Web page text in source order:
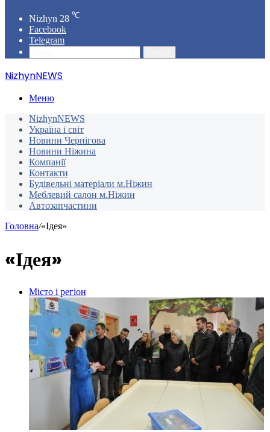
Nizhyn 28 ℃
Facebook
Telegram
NizhynNEWS
Меню
NizhynNEWS
Україна і світ
Новини Чернігова
Новини Ніжина
Компанії
Контакти
Будівельні матеріали м.Ніжин
Меблевий салон м.Ніжин
Автозапчастини
Головна/«Ідея»
«Ідея»
Місто і регіон